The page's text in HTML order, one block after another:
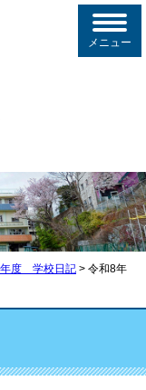
メニュー
度 学校日記 > 令和8年